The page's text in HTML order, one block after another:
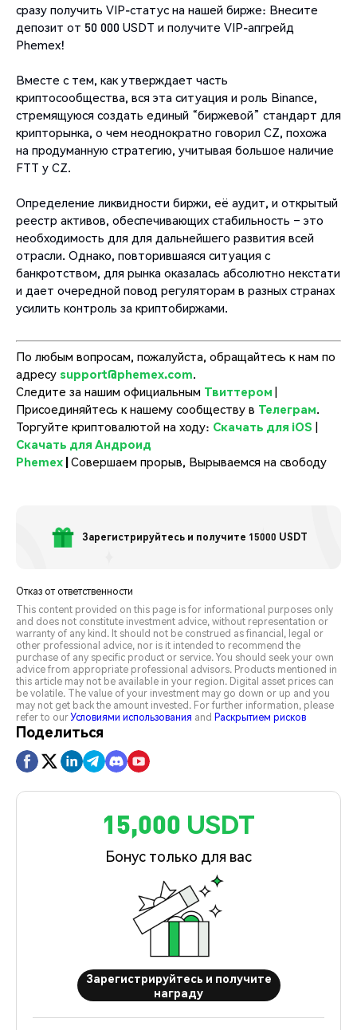
сразу получить VIP-статус на нашей бирже: Внесите
депозит от 50 000 USDT и получите VIP-апгрейд
Phemex!
Вместе с тем, как утверждает часть
криптосообщества, вся эта ситуация и роль Binance,
стремящуюся создать единый “биржевой” стандарт для
крипторынка, о чем неоднократно говорил CZ, похожа
на продуманную стратегию, учитывая большое наличие
FTT у CZ.
Определение ликвидности биржи, её аудит, и открытый
реестр активов, обеспечивающих стабильность – это
необходимость для для дальнейшего развития всей
отрасли. Однако, повторившаяся ситуация с
банкротством, для рынка оказалась абсолютно некстати
и дает очередной повод регуляторам в разных странах
усилить контроль за криптобиржами.
По любым вопросам, пожалуйста, обращайтесь к нам по
адресу support@phemex.com.
Следите за нашим официальным Твиттером |
Присоединяйтесь к нашему сообществу в Телеграм.
Торгуйте криптовалютой на ходу: Скачать для iOS |
Скачать для Андроид
Phemex |Совершаем прорыв, Вырываемся на свободу
Зарегистрируйтесь и получите 15000 USDT
Отказ от ответственности
This content provided on this page is for informational purposes only
and does not constitute investment advice, without representation or
warranty of any kind. It should not be construed as financial, legal or
other professional advice, nor is it intended to recommend the
purchase of any specific product or service. You should seek your own
advice from appropriate professional advisors. Products mentioned in
this article may not be available in your region. Digital asset prices can
be volatile. The value of your investment may go down or up and you
may not get back the amount invested. For further information, please
refer to ourУсловиями использования and Раскрытием рисков
Поделиться
15,000 USDT
Бонус только для вас
Зарегистрируйтесь и получите
награду